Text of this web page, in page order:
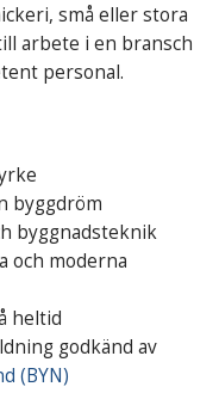
små eller stora
arbete i en bransch
personal.
byggdröm
byggnadsteknik
och moderna
heltid
godkänd av
(BYN)